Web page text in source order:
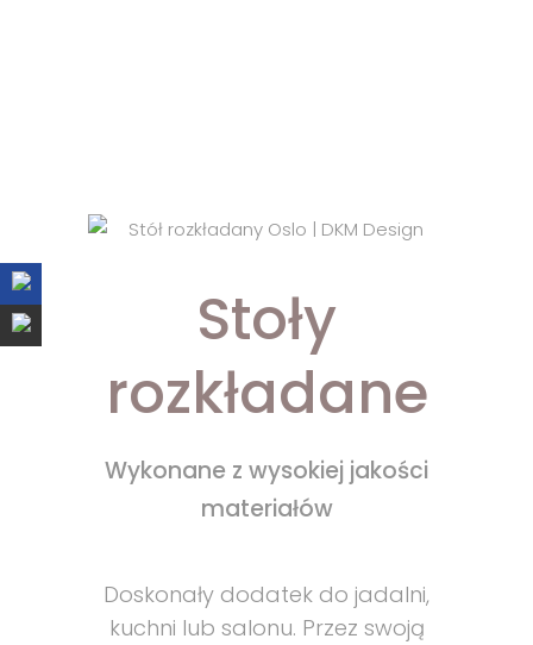
Stoły
rozkładane
Wykonane z wysokiej jakości
materiałów
Doskonały dodatek do jadalni,
kuchni lub salonu. Przez swoją